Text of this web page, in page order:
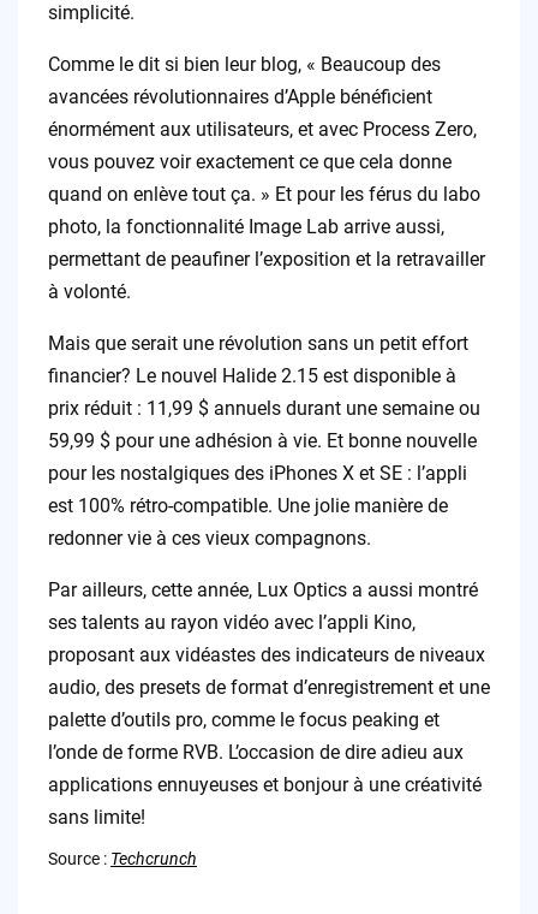
simplicité.
Comme le dit si bien leur blog, « Beaucoup des
avancées révolutionnaires d’Apple bénéficient
énormément aux utilisateurs, et avec Process Zero,
vous pouvez voir exactement ce que cela donne
quand on enlève tout ça. » Et pour les férus du labo
photo, la fonctionnalité Image Lab arrive aussi,
permettant de peaufiner l’exposition et la retravailler
à volonté.
Mais que serait une révolution sans un petit effort
financier? Le nouvel Halide 2.15 est disponible à
prix réduit : 11,99 $ annuels durant une semaine ou
59,99 $ pour une adhésion à vie. Et bonne nouvelle
pour les nostalgiques des iPhones X et SE : l’appli
est 100% rétro-compatible. Une jolie manière de
redonner vie à ces vieux compagnons.
Par ailleurs, cette année, Lux Optics a aussi montré
ses talents au rayon vidéo avec l’appli Kino,
proposant aux vidéastes des indicateurs de niveaux
audio, des presets de format d’enregistrement et une
palette d’outils pro, comme le focus peaking et
l’onde de forme RVB. L’occasion de dire adieu aux
applications ennuyeuses et bonjour à une créativité
sans limite!
Source : Techcrunch